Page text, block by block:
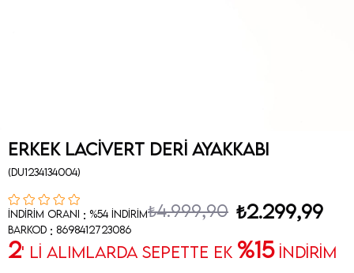
Erkek Lacivert Deri Ayakkabı
(DU1234134004)
İndirim Oranı : %54 İndirim₺4.999,90 ₺2.299,99
Barkod : 8698412723086
2' Lİ ALIMLARDA SEPETTE EK %15İNDİRİM